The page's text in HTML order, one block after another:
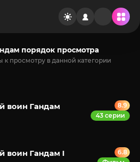
порядок просмотра
к просмотру в данной категории
воин Гандам
8.9
43 серии
воин Гандам I
6.8